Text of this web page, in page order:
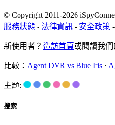
© Copyright 2011-2026
服務狀態 - 法律資訊 - 安全政策 -
新使用者？ 造訪首頁或閱讀我們
比較： Agent DVR vs Blue Iris ·
主題:
搜索